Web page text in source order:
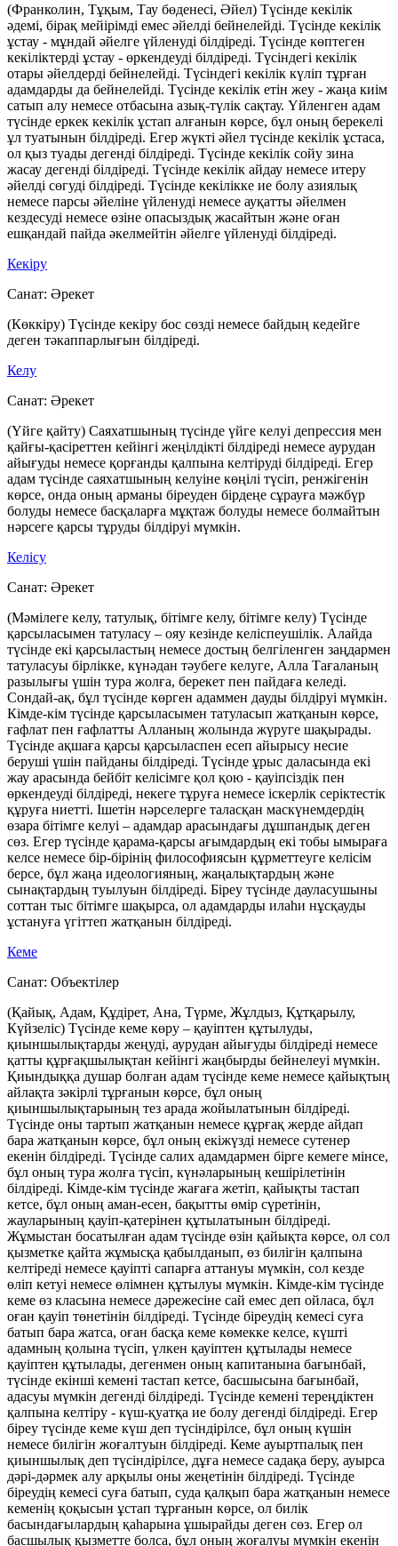
(Франколин, Тұқым, Тау бөденесі, Әйел) Түсінде кекілік
әдемі, бірақ мейірімді емес әйелді бейнелейді. Түсінде кекілік
ұстау - мұндай әйелге үйленуді білдіреді. Түсінде көптеген
кекіліктерді ұстау - өркендеуді білдіреді. Түсіндегі кекілік
отары әйелдерді бейнелейді. Түсіндегі кекілік күліп тұрған
адамдарды да бейнелейді. Түсінде кекілік етін жеу - жаңа киім
сатып алу немесе отбасына азық-түлік сақтау. Үйленген адам
түсінде еркек кекілік ұстап алғанын көрсе, бұл оның берекелі
ұл туатынын білдіреді. Егер жүкті әйел түсінде кекілік ұстаса,
ол қыз туады дегенді білдіреді. Түсінде кекілік сойу зина
жасау дегенді білдіреді. Түсінде кекілік айдау немесе итеру
әйелді сөгуді білдіреді. Түсінде кекілікке ие болу азиялық
немесе парсы әйеліне үйленуді немесе ауқатты әйелмен
кездесуді немесе өзіне опасыздық жасайтын және оған
ешқандай пайда әкелмейтін әйелге үйленуді білдіреді.
Кекіру
Санат: Әрекет
(Көккіру) Түсінде кекіру бос сөзді немесе байдың кедейге
деген тәкаппарлығын білдіреді.
Келу
Санат: Әрекет
(Үйге қайту) Саяхатшының түсінде үйге келуі депрессия мен
қайғы-қасіреттен кейінгі жеңілдікті білдіреді немесе аурудан
айығуды немесе қорғанды қалпына келтіруді білдіреді. Егер
адам түсінде саяхатшының келуіне көңілі түсіп, ренжігенін
көрсе, онда оның арманы біреуден бірдеңе сұрауға мәжбүр
болуды немесе басқаларға мұқтаж болуды немесе болмайтын
нәрсеге қарсы тұруды білдіруі мүмкін.
Келісу
Санат: Әрекет
(Мәмілеге келу, татулық, бітімге келу, бітімге келу) Түсінде
қарсыласымен татуласу – ояу кезінде келіспеушілік. Алайда
түсінде екі қарсыластың немесе достың белгіленген заңдармен
татуласуы бірлікке, күнәдан тәубеге келуге, Алла Тағаланың
разылығы үшін тура жолға, берекет пен пайдаға келеді.
Сондай-ақ, бұл түсінде көрген адаммен дауды білдіруі мүмкін.
Кімде-кім түсінде қарсыласымен татуласып жатқанын көрсе,
ғафлат пен ғафлатты Алланың жолында жүруге шақырады.
Түсінде ақшаға қарсы қарсыласпен есеп айырысу несие
беруші үшін пайданы білдіреді. Түсінде ұрыс даласында екі
жау арасында бейбіт келісімге қол қою - қауіпсіздік пен
өркендеуді білдіреді, некеге тұруға немесе іскерлік серіктестік
құруға ниетті. Ішетін нәрселерге таласқан маскүнемдердің
өзара бітімге келуі – адамдар арасындағы дұшпандық деген
сөз. Егер түсінде қарама-қарсы ағымдардың екі тобы ымыраға
келсе немесе бір-бірінің философиясын құрметтеуге келісім
берсе, бұл жаңа идеологияның, жаңалықтардың және
сынақтардың туылуын білдіреді. Біреу түсінде дауласушыны
соттан тыс бітімге шақырса, ол адамдарды илаһи нұсқауды
ұстануға үгіттеп жатқанын білдіреді.
Кеме
Санат: Объектілер
(Қайық, Адам, Құдірет, Ана, Түрме, Жұлдыз, Құтқарылу,
Күйзеліс) Түсінде кеме көру – қауіптен құтылуды,
қиыншылықтарды жеңуді, аурудан айығуды білдіреді немесе
қатты құрғақшылықтан кейінгі жаңбырды бейнелеуі мүмкін.
Қиындыққа душар болған адам түсінде кеме немесе қайықтың
айлақта зәкірлі тұрғанын көрсе, бұл оның
қиыншылықтарының тез арада жойылатынын білдіреді.
Түсінде оны тартып жатқанын немесе құрғақ жерде айдап
бара жатқанын көрсе, бұл оның екіжүзді немесе сутенер
екенін білдіреді. Түсінде салих адамдармен бірге кемеге мінсе,
бұл оның тура жолға түсіп, күнәларының кешірілетінін
білдіреді. Кімде-кім түсінде жағаға жетіп, қайықты тастап
кетсе, бұл оның аман-есен, бақытты өмір сүретінін,
жауларының қауіп-қатерінен құтылатынын білдіреді.
Жұмыстан босатылған адам түсінде өзін қайықта көрсе, ол сол
қызметке қайта жұмысқа қабылданып, өз билігін қалпына
келтіреді немесе қауіпті сапарға аттануы мүмкін, сол кезде
өліп кетуі немесе өлімнен құтылуы мүмкін. Кімде-кім түсінде
кеме өз класына немесе дәрежесіне сай емес деп ойласа, бұл
оған қауіп төнетінін білдіреді. Түсінде біреудің кемесі суға
батып бара жатса, оған басқа кеме көмекке келсе, күшті
адамның қолына түсіп, үлкен қауіптен құтылады немесе
қауіптен құтылады, дегенмен оның капитанына бағынбай,
түсінде екінші кемені тастап кетсе, басшысына бағынбай,
адасуы мүмкін дегенді білдіреді. Түсінде кемені тереңдіктен
қалпына келтіру - күш-қуатқа ие болу дегенді білдіреді. Егер
біреу түсінде кеме күш деп түсіндірілсе, бұл оның күшін
немесе билігін жоғалтуын білдіреді. Кеме ауыртпалық пен
қиыншылық деп түсіндірілсе, дұға немесе садақа беру, ауырса
дәрі-дәрмек алу арқылы оны жеңетінін білдіреді. Түсінде
біреудің кемесі суға батып, суда қалқып бара жатқанын немесе
кеменің қоқысын ұстап тұрғанын көрсе, ол билік
басындағылардың қаһарына ұшырайды деген сөз. Егер ол
басшылық қызметте болса, бұл оның жоғалуы мүмкін екенін